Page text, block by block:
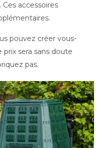
accessoires
pouvez créer vous-
sera sans doute
pas.